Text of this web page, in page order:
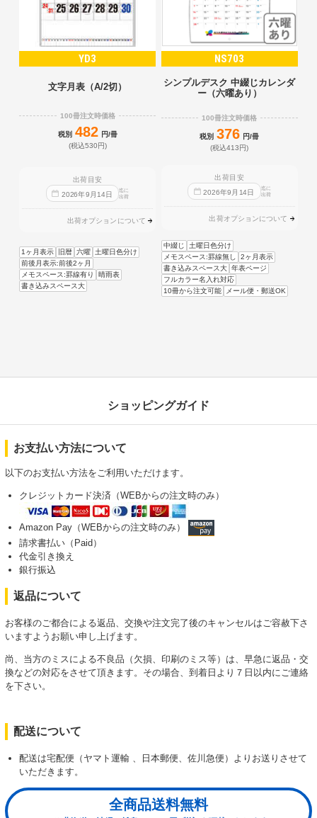
YD3
文字月表（A/2切）
100冊注文時価格
税別 482 円/冊
(税込530円)
出荷目安
2026年9 月14日
迄に
出荷
出荷オプションについて
1ヶ月表示 旧暦 六曜 土曜日色分け
前後月表示:前後2ヶ月
メモスペース:罫線有り
晴雨表
書き込みスペース大
NS703
シンプルデスク 中綴じカレンダ
ー（六曜あり）
100冊注文時価格
税別 376 円/冊
(税込413円)
出荷目安
2026年9 月 14日
迄に
出荷
出荷オプションについて
中綴じ
土曜日色分け
メモスペース:罫線無し
2ヶ月表示
書き込みスペース大 年表ページ
フルカラー名入れ対応
10冊から注文可能
メール便・郵送OK
ショッピングガイド
お支払い方法について
以下のお支払い方法をご利用いただけます。
クレジットカード決済（WEBからの注文時のみ）
Amazon Pay（WEBからの注文時のみ）
請求書払い（Paid）
代金引き換え
銀行振込
返品について
お客様のご都合による返品、交換や注文完了後のキャンセルはご容赦下さ
いますようお願い申し上げます。
尚、当方のミスによる不良品（欠損、印刷のミス等）は、早急に返品・交
換などの対応をさせて頂きます。その場合、到着日より７日以内にご連絡
を下さい。
配送について
配送は宅配便（ヤマト運輸 、日本郵便、佐川急便）よりお送りさせて
いただきます。
全商品送料無料